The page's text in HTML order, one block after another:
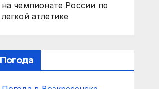
на чемпионате России по
легкой атлетике
Погода